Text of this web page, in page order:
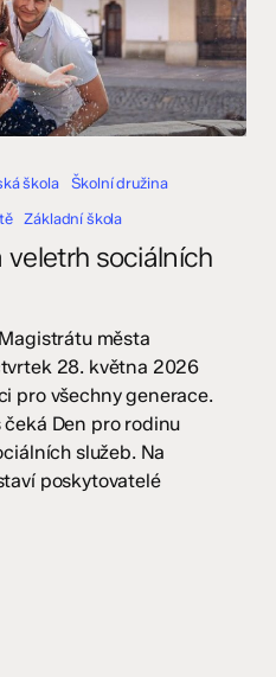
škola
Školní družina
Základní škola
veletrh sociálních
města
28. května 2026
pro všechny generace.
Den pro rodinu
služeb. Na
poskytovatelé